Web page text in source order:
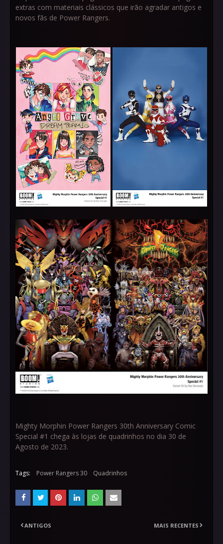
extras com materiais clássicos que irão agradar antigos e
novos fãs de Power Rangers.
Mighty Morphin Power Rangers 30th Anniversary Comic
Special #1 chega às lojas de quadrinhos no dia 30 de
Agosto de 2023.
Tags: Power Rangers 30 Quadrinhos
MAIS RECENTES
ANTIGOS